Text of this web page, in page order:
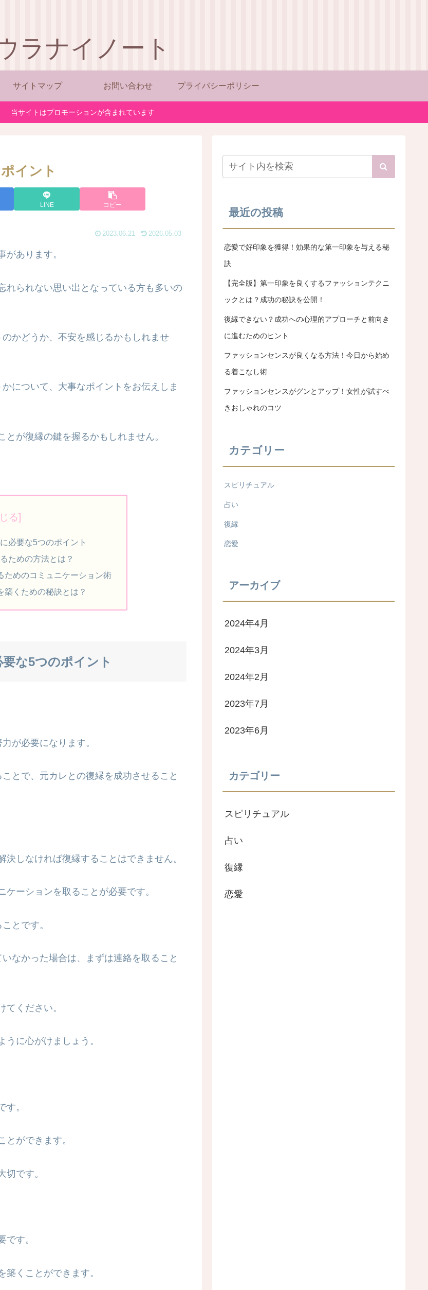
ラナイノート
サイトマップ お問い合わせ プライバシーポリシー
当サイトはプロモーションが含まれています
イント
LINE コピー
2023.06.21 2026.05.03
あります。
れられない思い出となっている方も多いの
かどうか、不安を感じるかもしれませ
について、大事なポイントをお伝えしま
が復縁の鍵を握るかもしれません。
必要な5つのポイント
ための方法とは？
ためのコミュニケーション術
築くための秘訣とは？
な5つのポイント
が必要になります。
とで、元カレとの復縁を成功させること
しなければ復縁することはできません。
ーションを取ることが必要です。
とです。
なかった場合は、まずは連絡を取ること
てください。
に心がけましょう。
。
ができます。
切です。
す。
くことができます。
最近の投稿
恋愛で好印象を獲得！効果的な第一印象を与える秘
訣
【完全版】第一印象を良くするファッションテクニ
ックとは？成功の秘訣を公開！
復縁できない？成功への心理的アプローチと前向き
に進むためのヒント
ファッションセンスが良くなる方法！今日から始め
る着こなし術
ファッションセンスがグンとアップ！女性が試すべ
きおしゃれのコツ
カテゴリー
スピリチュアル
占い
復縁
恋愛
アーカイブ
2024年4月
2024年3月
2024年2月
2023年7月
2023年6月
カテゴリー
スピリチュアル
占い
復縁
恋愛